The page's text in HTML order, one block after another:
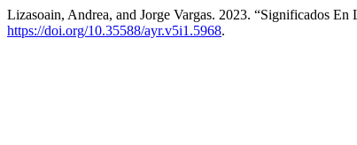
Lizasoain, Andrea, and Jorge Vargas. 2023. “Significados
https://doi.org/10.35588/ayr.v5i1.5968.